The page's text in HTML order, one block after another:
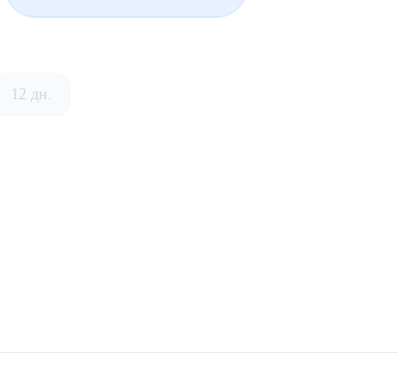
12 дн.